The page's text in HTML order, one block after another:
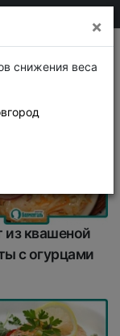
из квашеной
с огурцами
×
снижения веса